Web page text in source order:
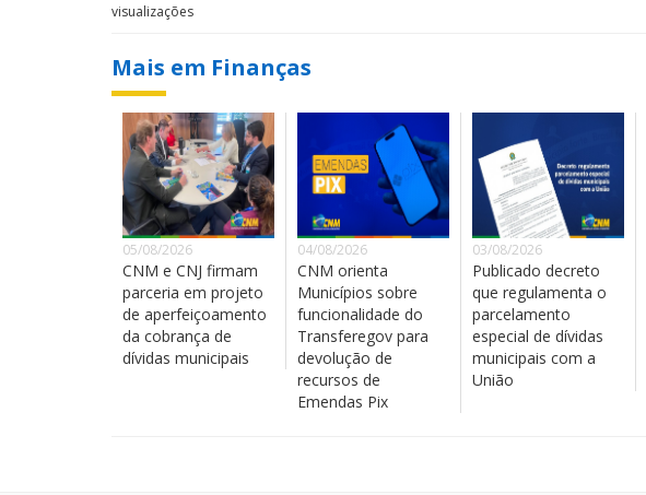
visualizações
Mais em Finanças
05/08/2026
CNM e CNJ firmam
parceria em projeto
de aperfeiçoamento
da cobrança de
dívidas municipais
04/08/2026
CNM orienta
Municípios sobre
funcionalidade do
Transferegov para
devolução de
recursos de
Emendas Pix
03/08/2026
Publicado decreto
que regulamenta o
parcelamento
especial de dívidas
municipais com a
União